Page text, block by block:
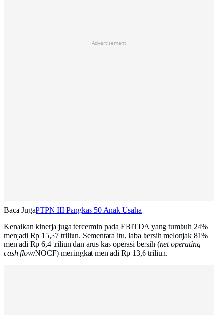
Advertisement
Baca JugaPTPN III Pangkas 50 Anak Usaha
Kenaikan kinerja juga tercermin pada EBITDA yang tumbuh 24%
menjadi Rp 15,37 triliun. Sementara itu, laba bersih melonjak 81%
menjadi Rp 6,4 triliun dan arus kas operasi bersih (net operating
cash flow/NOCF) meningkat menjadi Rp 13,6 triliun.